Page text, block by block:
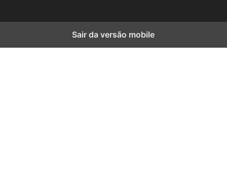
Sair da versão mobile